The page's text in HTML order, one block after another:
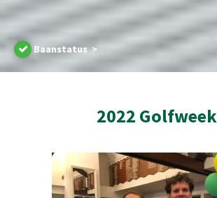
Baanstatus >
2022 Golfweek